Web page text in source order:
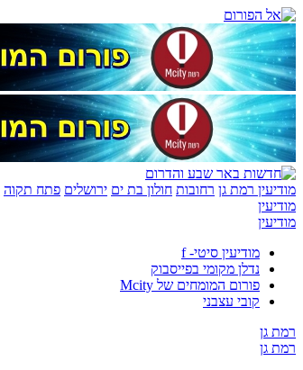
מודיעין רמת גן רחובות חולון בת ים ירושלים פתח תקוה
מודיעין
מודיעין
מודיעין סיטי- f
נדלן מקומי בפייסבוק
פורום המומחים של Mcity
קובי עצבני
רמת גן
רמת גן